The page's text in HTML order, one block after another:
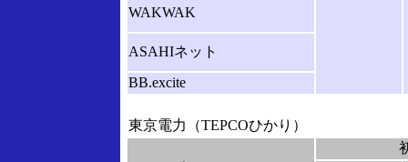
WAKWAK
ASAHIネット
BB.excite
東京電力（TEPCOひかり）